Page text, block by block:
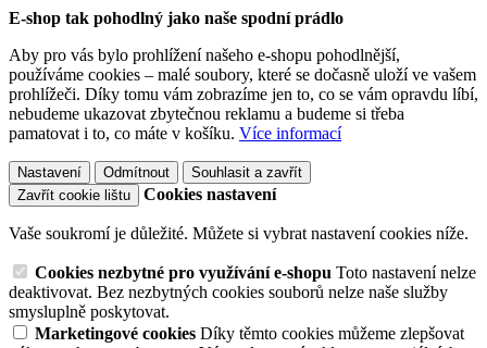
E-shop tak pohodlný jako naše spodní prádlo
Aby pro vás bylo prohlížení našeho e-shopu pohodlnější,
používáme cookies – malé soubory, které se dočasně uloží ve vašem
prohlížeči. Díky tomu vám zobrazíme jen to, co se vám opravdu líbí,
nebudeme ukazovat zbytečnou reklamu a budeme si třeba
pamatovat i to, co máte v košíku. Více informací
Nastavení Odmítnout
Souhlasit a zavřít
Zavřít cookie lištu
Cookies nastavení
Vaše soukromí je důležité. Můžete si vybrat nastavení cookies níže.
Cookies nezbytné pro využívání e-shopu Toto nastavení nelze
deaktivovat. Bez nezbytných cookies souborů nelze naše služby
smysluplně poskytovat.
Marketingové cookies Díky těmto cookies můžeme zlepšovat